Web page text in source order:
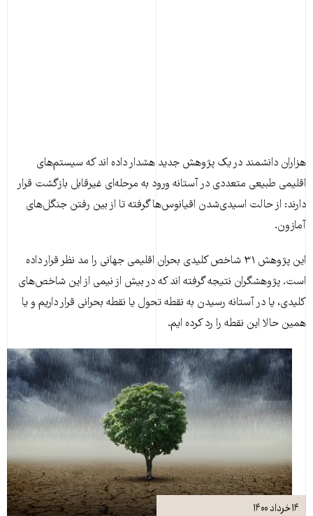
هزاران دانشمند در یک پژوهش جدید هشدار داده اند که سیستم‌های
اقلیمی طبیعی متعددی در آستانه ورود به مرحله‌ای غیرقابل بازگشت قرار
دارند: از حالت اسیدی‌شدن اقیانوس‌ها گرفته تا از بین رفتن جنگل‌های
آمازون.
این پژوهش ۳۱ شاخص‌ کلیدی بحران اقلیمی جهانی را مد نظر قرار داده
است. پژوهشگران نتیجه گرفته اند که در بیش از نیمی از این شاخص‌های
کلیدی، یا در آستانه رسیدن به نقطه تحول یا نقطه بحرانی قرار داریم و یا
همین حالا این نقطه را رد کرده ایم.
۱۴ خرداد ۱۴۰۰